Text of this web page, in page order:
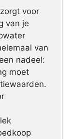
voor
van je
van
nadeel:
moet